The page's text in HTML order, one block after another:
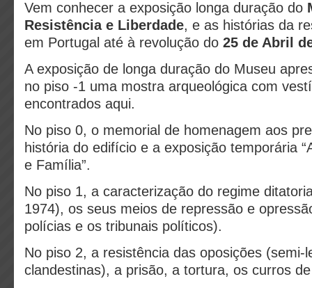
Vem conhecer a exposição longa duração do
Resistência e Liberdade, e as histórias da
em Portugal até à revolução do 25 de Abril
A exposição de longa duração do Museu
no piso -1 uma mostra arqueológica com
encontrados aqui.
No piso 0, o memorial de homenagem aos
história do edifício e a exposição temporária
e Família”.
No piso 1, a caracterização do regime
1974), os seus meios de repressão e
polícias e os tribunais políticos).
No piso 2, a resistência das oposições (semi-
clandestinas), a prisão, a tortura, os curros